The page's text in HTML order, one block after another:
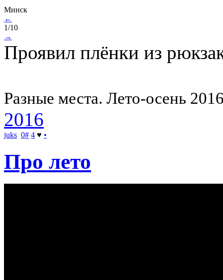
Минск
←
1/10
→
Проявил плёнки из
Разные места. Лето-осень
2016
juks 0# 4 ♥ •
Про лето